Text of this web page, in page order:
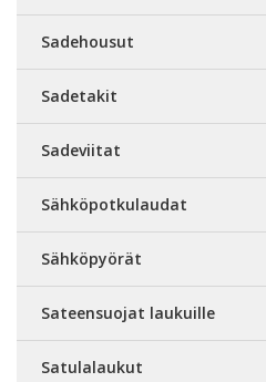
Sadehousut
Sadetakit
Sadeviitat
Sähköpotkulaudat
Sähköpyörät
Sateensuojat laukuille
Satulalaukut